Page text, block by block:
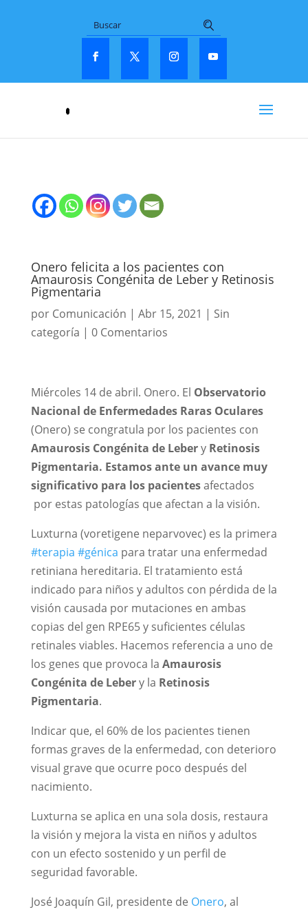
Onero felicita a los pacientes con
Amaurosis Congénita de Leber y Retinosis
Pigmentaria
por Comunicación | Abr 15, 2021 | Sin
categoría | 0 Comentarios
Miércoles 14 de abril. Onero. El Observatorio
Nacional de Enfermedades Raras Oculares
(Onero) se congratula por los pacientes con
Amaurosis Congénita de Lebery Retinosis
Pigmentaria. Estamos ante un avance muy
significativo para los pacientesafectados
por estas patologías que afectan a la visión.
Luxturna (voretigene neparvovec) es la primera
#terapia #génica para tratar una enfermedad
retiniana hereditaria. El tratamiento está
indicado para niños y adultos con pérdida de la
visión causada por mutaciones en ambas
copias del gen RPE65 y suficientes células
retinales viables. Hacemos referencia a uno de
los genes que provoca la Amaurosis
Congénita de Lebery la Retinosis
Pigmentaria.
Indicar que, el 60% de los pacientes tienen
formas graves de la enfermedad, con deterioro
visual grave que ocurre poco después del
nacimiento.
Luxturna se aplica en una sola dosis, restaura
la visión y mejora la vista en niños y adultos
con un efecto sostenido y un perfil de
seguridad favorable.
José Joaquín Gil, presidente de Onero, al